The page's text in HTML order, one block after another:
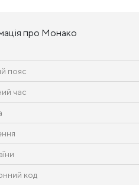
про Монако
пояс
час
код